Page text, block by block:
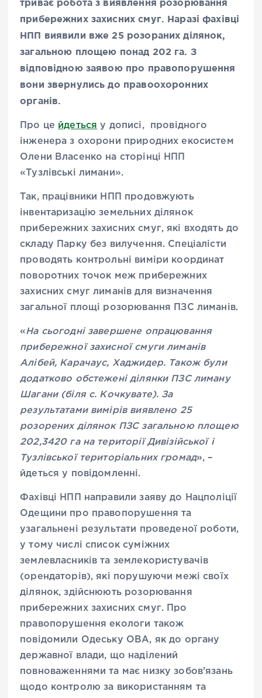
триває робота з виявлення розорювання
прибережних захисних смуг. Наразі фахівці
НПП виявили вже 25 розораних ділянок,
загальною площею понад 202 га. З
відповідною заявою про правопорушення
вони звернулись до правоохоронних
органів.
Про це йдеться у дописі, провідного
інженера з охорони природних екосистем
Олени Власенко на сторінці НПП
«Тузлівські лимани».
Так, працівники НПП продовжують
інвентаризацію земельних ділянок
прибережних захисних смуг, які входять до
складу Парку без вилучення. Спеціалісти
проводять контрольні виміри координат
поворотних точок меж прибережних
захисних смуг лиманів для визначення
загальної площі розорювання ПЗС лиманів.
«На сьогодні завершене опрацювання
прибережної захисної смуги лиманів
Алібей, Карачаус, Хаджидер. Також були
додатково обстежені ділянки ПЗС лиману
Шагани (біля с. Кочкувате). За
результатами вимірів виявлено 25
розорених ділянок ПЗС загальною площею
202,3420 га на території Дивізійської і
Тузлівської територіальних громад», –
йдеться у повідомленні.
Фахівці НПП направили заяву до Нацполіції
Одещини про правопорушення та
узагальнені результати проведеної роботи,
у тому числі список суміжних
землевласників та землекористувачів
(орендаторів), які порушуючи межі своїх
ділянок, здійснюють розорювання
прибережних захисних смуг. Про
правопорушення екологи також
повідомили Одеську ОВА, як до органу
державної влади, що наділений
повноваженнями та має низку зобов’язань
щодо контролю за використанням та